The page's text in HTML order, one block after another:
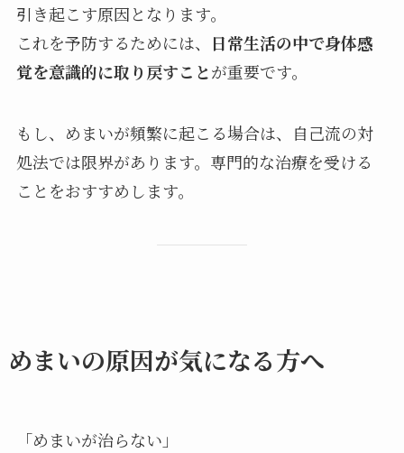
引き起こす原因となります。
これを予防するためには、
日常生活の中で身体感
覚を意識的に取り戻すことが重要です。
もし、めまいが頻繁に起こる場合は、自己流の対
処法では限界があります。専門的な治療を受ける
ことをおすすめします。
めまいの原因が気になる方へ
「めまいが治らない」